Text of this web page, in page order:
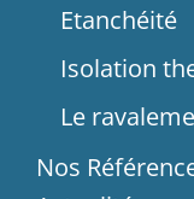
Etanchéité
Isolation
Le
Nos